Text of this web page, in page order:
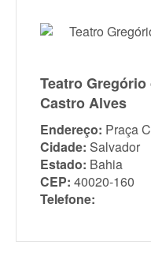
Teatro
Castro Alves
Endereço: Praça
Cidade: Salvador
Estado: Bahia
CEP: 40020-160
Telefone: